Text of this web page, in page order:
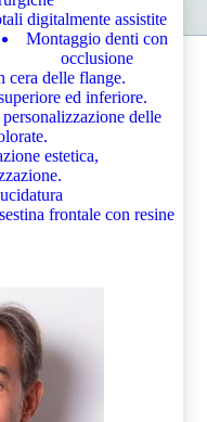
digitalmente assistite
Montaggio denti con
occlusione
cera delle flange.
ed inferiore.
delle
estetica,
frontale con resine